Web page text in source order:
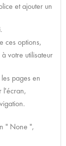
et ajouter un
ces options,
votre utilisateur
pages en
l'écran,
" None ",